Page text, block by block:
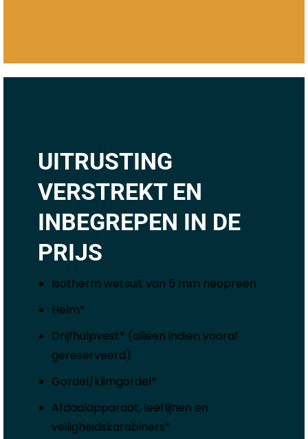
UITRUSTING
VERSTREKT EN
INBEGREPEN IN DE
PRIJS
Isotherm wetsuit van 5 mm neopreen
Helm*
Drijfhulpvest* (alleen indien vooraf
gereserveerd)
Gordel/klimgordel*
Afdaalapparaat, leeflijnen en
veiligheidskarabiners*